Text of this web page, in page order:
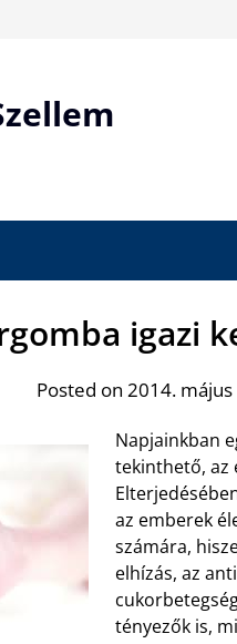
igazi
Posted on 2014.
Napjainkban
tekinthető, az
az emberek
számára,
elhízás, az
tényezők is,